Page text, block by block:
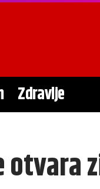
Zdravlje